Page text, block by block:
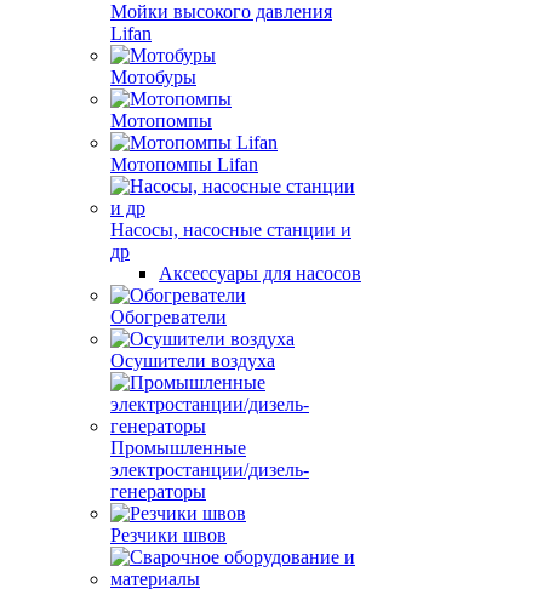
Мойки высокого давления
Lifan
Мотобуры
Мотопомпы
Мотопомпы Lifan
Насосы, насосные станции и
др
Аксессуары для насосов
Обогреватели
Осушители воздуха
Промышленные
электростанции/дизель-
генераторы
Резчики швов